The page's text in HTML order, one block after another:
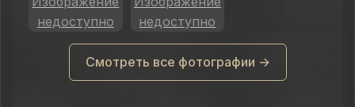
Смотреть все фотографии →